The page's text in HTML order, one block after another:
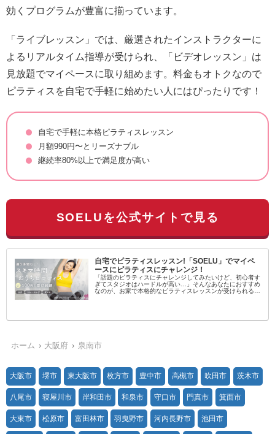
効くプログラムが豊富に揃っています。
「ライブレッスン」では、厳選されたインストラクターに
よるリアルタイム指導が受けられ、「ビデオレッスン」は
見放題でマイペースに取り組めます。料金もオトクなので
ピラティスを自宅で手軽に始めたい人にはぴったりです！
自宅で手軽に本格ピラティスレッスン
月額990円〜とリーズナブル
継続率80%以上で満足度が高い
SOELUを公式サイトで見る
自宅でピラティスレッスン!「SOELU」でマイペ
ースにピラティスにチャレンジ！
「話題のピラティスにチャレンジしてみたいけど、初心者す
ぎてスタジオはハードルが高い…」そんなあなたにおすすめ
なのが、お家で本格的なピラティスレッスンが受けられるオ
ホーム 大阪府 泉南市
大阪市 堺市 東大阪市 枚方市 豊中市 高槻市 吹田市 茨木市
八尾市 寝屋川市 岸和田市 和泉市 守口市 門真市 箕面市
大東市 松原市 富田林市 羽曳野市 河内長野市 池田市